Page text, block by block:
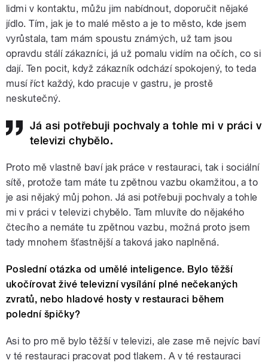
lidmi v kontaktu, můžu jim nabídnout, doporučit nějaké
jídlo. Tím, jak je to malé město a je to město, kde jsem
vyrůstala, tam mám spoustu známých, už tam jsou
opravdu stálí zákazníci, já už pomalu vidím na očích, co si
dají. Ten pocit, když zákazník odchází spokojený, to teda
musí říct každý, kdo pracuje v gastru, je prostě
neskutečný.
Já asi potřebuji pochvaly a tohle mi v práci v
televizi chybělo.
Proto mě vlastně baví jak práce v restauraci, tak i sociální
sítě, protože tam máte tu zpětnou vazbu okamžitou, a to
je asi nějaký můj pohon. Já asi potřebuji pochvaly a tohle
mi v práci v televizi chybělo. Tam mluvíte do nějakého
čtecího a nemáte tu zpětnou vazbu, možná proto jsem
tady mnohem šťastnější a taková jako naplněná.
Poslední otázka od umělé inteligence. Bylo těžší
ukočírovat živé televizní vysílání plné nečekaných
zvratů, nebo hladové hosty v restauraci během
polední špičky?
Asi to pro mě bylo těžší v televizi, ale zase mě nejvíc baví
v té restauraci pracovat pod tlakem. A v té restauraci